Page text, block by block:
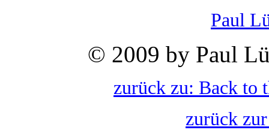
Paul
© 2009 by Paul
zurück zu: Back to
zurück